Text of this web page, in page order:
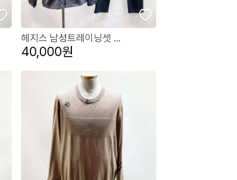
헤지스 남성트레이닝셋 ...
40,000원